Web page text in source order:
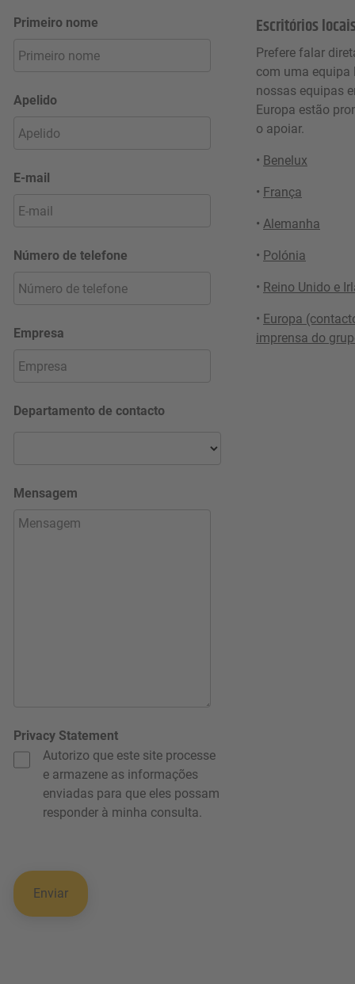
Primeiro nome
Apelido
E-mail
Número de telefone
Empresa
Departamento de contacto
Mensagem
Privacy Statement
Autorizo que este site processe
e armazene as informações
enviadas para que eles possam
responder à minha consulta.
Escritórios
Prefere falar
com uma equipa
nossas equipas
Europa estão
o apoiar.
• Benelux
• França
• Alemanha
• Polónia
• Reino Unido e
• Europa
imprensa do